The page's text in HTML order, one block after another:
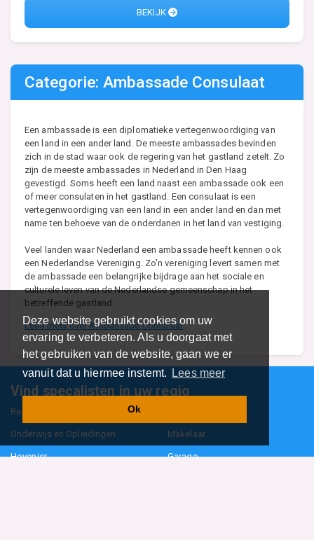
Deze website gebruikt cookies om uw
ervaring te verbeteren. Als u doorgaat met
het gebruiken van de website, gaan we er
vanuit dat u hiermee instemt.
Lees meer
Ok
BEKIJK
Categorie: Ambassade Consulaat
Een ambassade is een diplomatieke vertegenwoordiging van
een land in een ander land. De meeste ambassades bevinden
zich in de stad waar ook de regering van het gastland zetelt. Zo
zijn de meeste ambassades in Nederland in Den Haag
gevestigd. Soms heeft een land naast een ambassade ook een
of meer consulaten in het gastland. Een consulaat is een
vertegenwoordiging van een land in een ander land en dan met
name ten behoeve van de onderdanen in het land van vestiging.
Veel landen waar Nederland een ambassade heeft kennen ook
een Nederlandse Vereniging. Zo'n vereniging levert samen met
de ambassade een belangrijke bijdrage aan het sociale en
culturele leven van de Nederlandse gemeenschap in het
betreffende gastland.
Lees meer over Ambassade Consulaat
Vind specalisten in uw regio
Restaurant
Onderwijs en Opleidingen Makelaar
Hovenier Garage